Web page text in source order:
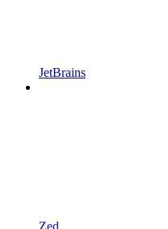
JetBrains
Zed